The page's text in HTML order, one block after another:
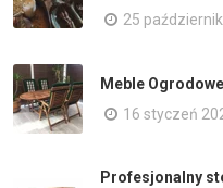
25
Meble
16 styczeń
Profesjonalny